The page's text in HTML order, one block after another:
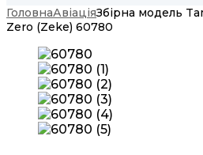
ГоловнаАвіаціяЗбірна модель
Zero (Zeke) 60780